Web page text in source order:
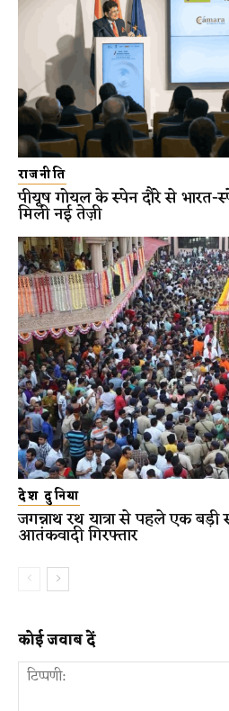
राजनीति
पीयूष गोयल के स्पेन दौरे से भारत-
मिली नई तेज़ी
देश दुनिया
जगन्नाथ रथ यात्रा से पहले एक
आतंकवादी गिरफ्तार
कोई जवाब दें